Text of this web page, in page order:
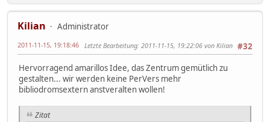
Kilian
Administrator
#32
2011-11-15, 19:18:46 Letzte Bearbeitung: 2011-11-15, 19:22:06 von Kilian
Hervorragend amarillos Idee, das Zentrum gemütlich zu
gestalten... wir werden keine PerVers mehr
bibliodromsextern anstveralten wollen!
Zitat